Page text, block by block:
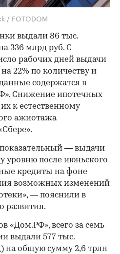
/ FOTODOM
выдали 86 тыс.
336 млрд руб. С
рабочих дней выдачи
22% по количеству и
содержатся в
Снижение ипотечных
к естественному
ажиотажа
— выдачи
уровню после июньского
кредиты на фоне
возможных изменений
— пояснили в
развития.
«Дом.РФ», всего за семь
выдали 577 тыс.
на общую сумму 2,6 трлн